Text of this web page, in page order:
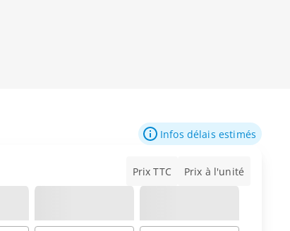
Infos délais estimés
Prix TTC Prix à l'unité